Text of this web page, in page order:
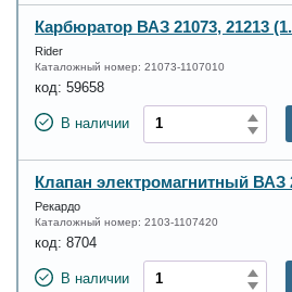
Карбюратор ВАЗ 21073, 21213
Rider
Каталожный номер: 21073-1107010
код: 59658
В наличии
Клапан электромагнитный ВАЗ
Рекардо
Каталожный номер: 2103-1107420
код: 8704
В наличии